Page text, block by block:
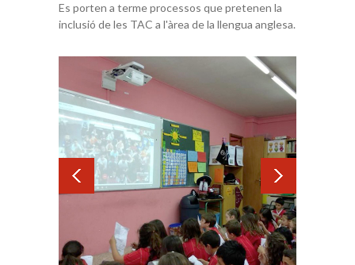
Es porten a terme processos que pretenen la
inclusió de les TAC a l'àrea de la llengua anglesa.